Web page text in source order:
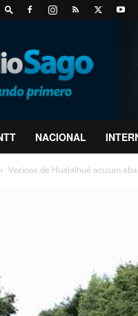
NACIONAL
Vecinos de Hualaihué acusan